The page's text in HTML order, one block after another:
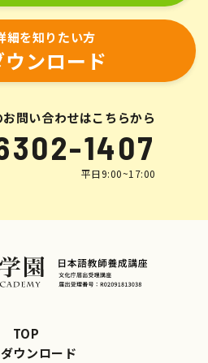
細を知りたい方
ンロード
問い合わせはこちらから
1407
平日9:00~17:00
TOP
ウンロード